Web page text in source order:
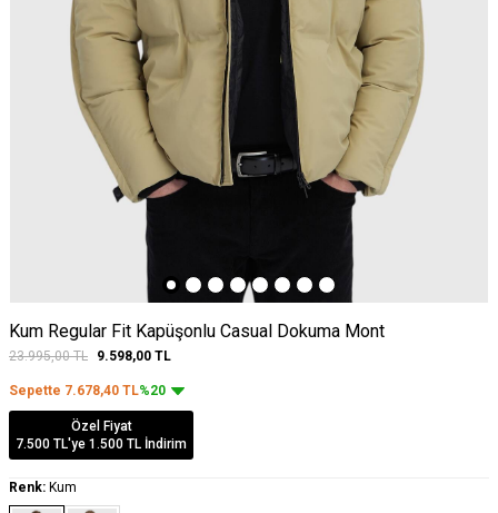
Kum Regular Fit Kapüşonlu Casual Dokuma Mont
23.995,00TL 9.598,00 TL
Sepette 7.678,40 TL%20
Özel Fiyat
7.500 TL'ye 1.500 TL İndirim
Renk: Kum